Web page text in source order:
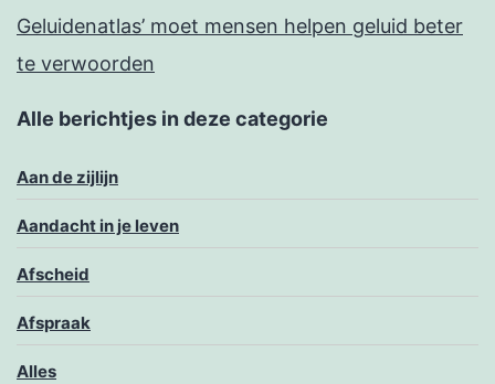
Geluidenatlas’ moet mensen helpen geluid beter
te verwoorden
Alle berichtjes in deze categorie
Aan de zijlijn
Aandacht in je leven
Afscheid
Afspraak
Alles